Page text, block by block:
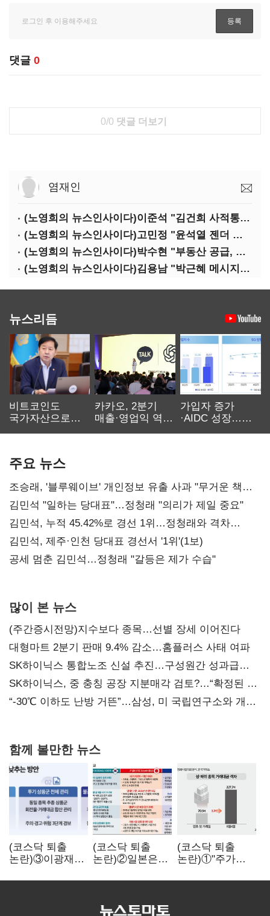
댓글 0
0/0 댓글 더보기
염재인
(노영희의 뉴스인사이다)이준석 "김건희 사적통화, '김지은 2차 가해' 성립 안 돼"
(노영희의 뉴스인사이다)고민정 "윤석열 젠더 갈라치기…갈등 불씨가 지지율 자양분"
(노영희의 뉴스인사이다)박수현 "부동산 공급, 역대 정부에 뒤지지 않아"
(노영희의 뉴스인사이다)김용남 "박근혜 메시지, '정권교체 필요성' 강조할 듯"
뉴스리듬
비트코인도
국가자산으로…'
카카오, 2분기
매출·영업익 역대
가입자 증가
·AIDC 성장…
주요 뉴스
조승래, '블루웨이브' 개인정보 유출 사과 "무거운 책임
통감"
김민석 "일하는 당대표"…정청래 "의리가 제일 중요"
김민석, 누적 45.42%로 경선 1위…정청래와 격차
0.86%p(2보)
김민석, 제주·인천 당대표 경선서 '1위'(1보)
공세 멈춘 김민석…정청래 "갈등은 제가 수습"
많이 본 뉴스
(주간증시전망)지수보다 종목…선별 장세 이어진다
대형마트 2분기 판매 9.4% 감소…홈플러스 사태 여파
SK하이닉스 통합노조 신설 추진…구성원간 성과급
불만 확산
SK하이닉스, 중 충칭 공장 지분매각 검토?…“확정된 바
없어”
“-30℃ 이하도 난방 거뜬”…삼성, 미 국립연구소와 개발
함께 볼만한 뉴스
(코스닥 퇴출
논란)③이광재
자동차 없애지는
(코스닥 퇴출
논란)②일본은
기다려주는데
퇴출?…
(코스닥 퇴출
논란)①"주가
옥토 태운다"…